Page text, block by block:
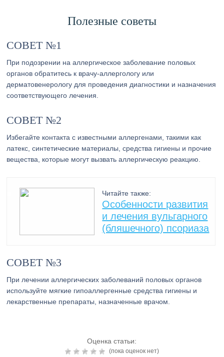
Полезные советы
СОВЕТ №1
При подозрении на аллергическое заболевание половых
органов обратитесь к врачу-аллергологу или
дерматовенерологу для проведения диагностики и назначения
соответствующего лечения.
СОВЕТ №2
Избегайте контакта с известными аллергенами, такими как
латекс, синтетические материалы, средства гигиены и прочие
вещества, которые могут вызвать аллергическую реакцию.
Читайте также:
Особенности развития
и лечения вульгарного
(бляшечного) псориаза
СОВЕТ №3
При лечении аллергических заболеваний половых органов
используйте мягкие гипоаллергенные средства гигиены и
лекарственные препараты, назначенные врачом.
Оценка статьи:
(пока оценок нет)